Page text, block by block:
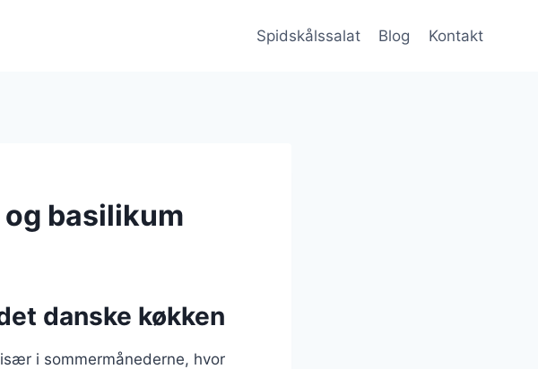
Spidskålssalat Blog Kontakt
basilikum
danske køkken
i sommermånederne, hvor